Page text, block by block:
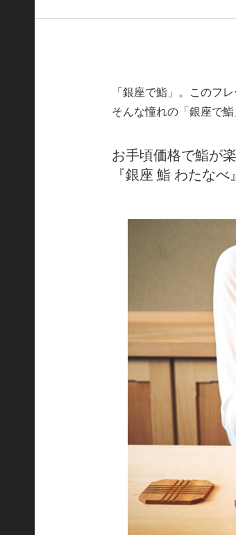
「銀座で鮨」。このフ
そんな憧れの「銀座で
お手頃価格で鮨が
『銀座 鮨 わたなべ』